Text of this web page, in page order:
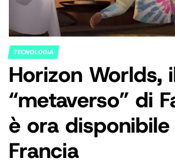
POSTED
IN
TECNOLOGIA
Horizon Worlds,
“metaverso” di
è ora
Francia